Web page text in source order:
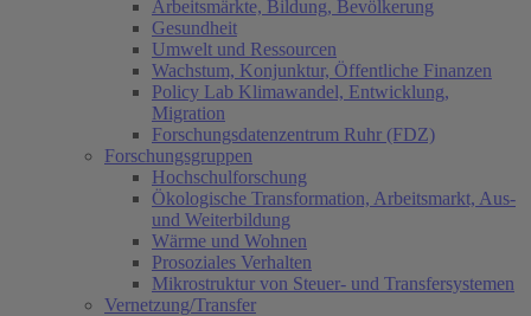
Arbeitsmärkte, Bildung, Bevölkerung
Gesundheit
Umwelt und Ressourcen
Wachstum, Konjunktur, Öffentliche Finanzen
Policy Lab Klimawandel, Entwicklung,
Migration
Forschungsdatenzentrum Ruhr (FDZ)
Forschungsgruppen
Hochschulforschung
Ökologische Transformation, Arbeitsmarkt, Aus-
und Weiterbildung
Wärme und Wohnen
Prosoziales Verhalten
Mikrostruktur von Steuer- und Transfersystemen
Vernetzung/Transfer